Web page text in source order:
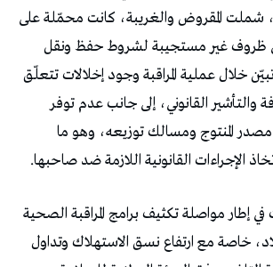
شملت المقروض والغريبة، كانت محمّلة على
ظروف غير مستجيبة لشروط حفظ ونقل
تبيّن خلال عملية المراقبة وجود إخلالات تتعلّق
والتأشير القانوني، إلى جانب عدم توفر
المنتوج ومسالك توزيعه، وهو ما
الإجراءات القانونية اللازمة ضد صاحبها.
إطار مواصلة تكثيف برامج المراقبة الصحية
خاصة مع ارتفاع نسق الاستهلاك وتداول